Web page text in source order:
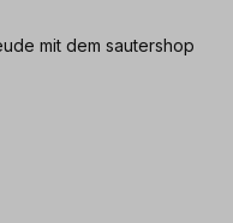
mit dem sautershop